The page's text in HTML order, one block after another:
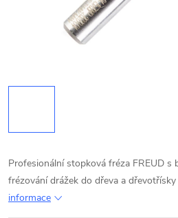
Profesionální stopková fréza FREUD
frézování drážek do dřeva a
informace